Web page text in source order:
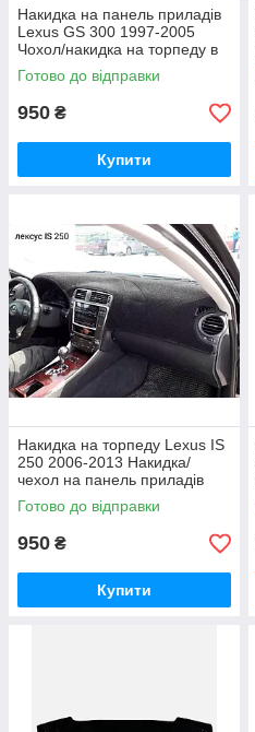
Накидка на панель приладів
Lexus GS 300 1997-2005
Чохол/накидка на торпеду в
авто Лексус
Готово до відправки
950 ₴
Купити
Накидка на торпеду Lexus IS
250 2006-2013 Накидка/
чехол на панель приладів
Лексус
Готово до відправки
950 ₴
Купити